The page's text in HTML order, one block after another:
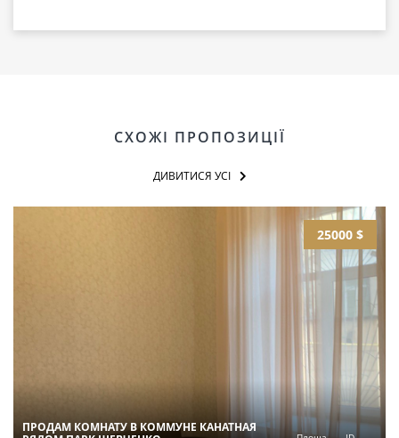
СХОЖІ ПРОПОЗИЦІЇ
ДИВИТИСЯ УСІ
25000 $
ПРОДАМ КОМНАТУ В КОММУНЕ КАНАТНАЯ